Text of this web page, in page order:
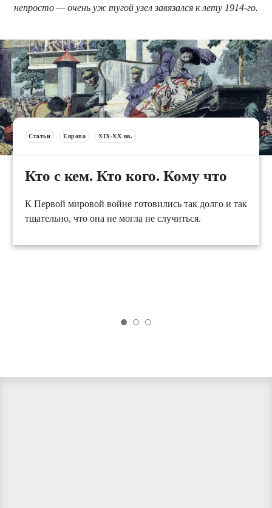
непросто — очень уж тугой узел завязался к лету 1914-го.
Статьи Европа XIX-XX вв.
Кто с кем. Кто кого. Кому что
К Первой мировой войне готовились так долго и так
тщательно, что она не могла не случиться.